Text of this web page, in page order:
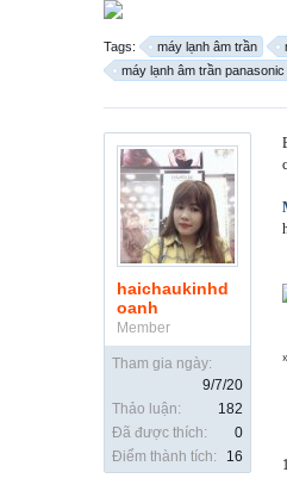
Tags: máy lạnh âm trần
máy lạnh âm trần
haichaukinhd
oanh
Member
Tham gia ngày:
9/7/20
Thảo luận:
182
Đã được thích:
0
Điểm thành tích:
16